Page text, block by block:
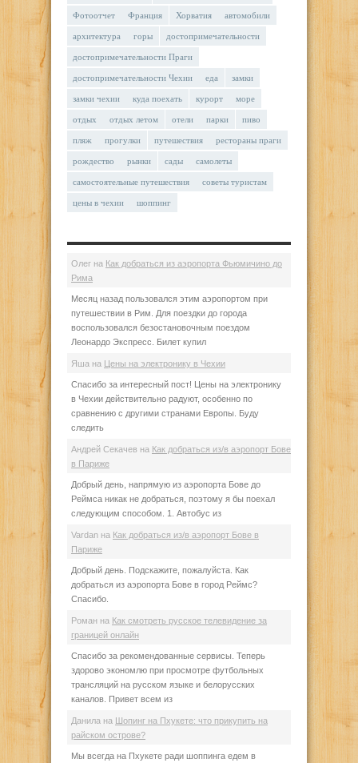
Фотоотчет Франция Хорватия автомобили
архитектура горы достопримечательности
достопримечательности Праги
достопримечательности Чехии еда замки
замки чехии куда поехать курорт море
отдых отдых летом отели парки пиво
пляж прогулки путешествия рестораны праги
рождество рынки сады самолеты
самостоятельные путешествия советы туристам
цены в чехии шоппинг
Олег на Как добраться из аэропорта Фьюмичино до
Рима
Месяц назад пользовался этим аэропортом при
путешествии в Рим. Для поездки до города
воспользовался безостановочным поездом
Леонардо Экспресс. Билет купил
Яша на Цены на электронику в Чехии
Спасибо за интересный пост! Цены на электронику
в Чехии действительно радуют, особенно по
сравнению с другими странами Европы. Буду
следить
Андрей Секачев на Как добраться из/в аэропорт Бове
в Париже
Добрый день, напрямую из аэропорта Бове до
Реймса никак не добраться, поэтому я бы поехал
следующим способом. 1. Автобус из
Vardan на Как добраться из/в аэропорт Бове в
Париже
Добрый день. Подскажите, пожалуйста. Как
добраться из аэропорта Бове в город Реймс?
Спасибо.
Роман на Как смотреть русское телевидение за
границей онлайн
Спасибо за рекомендованные сервисы. Теперь
здорово экономлю при просмотре футбольных
трансляций на русском языке и белорусских
каналов. Привет всем из
Данила на Шопинг на Пхукете: что прикупить на
райском острове?
Мы всегда на Пхукете ради шоппинга едем в